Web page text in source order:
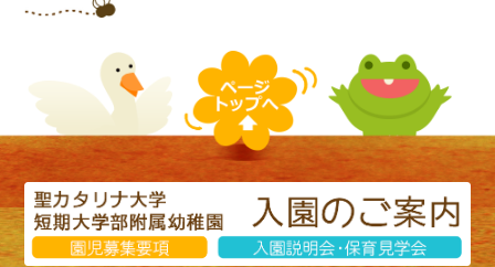
気温も暖かく、たくさんのお客さんが
綿菓子を買いに来てくださいました♪